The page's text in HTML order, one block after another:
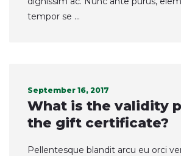
tempor se ...
September 16, 2017
What is the validity
the gift certificate?
Pellentesque blandit arcu eu orci